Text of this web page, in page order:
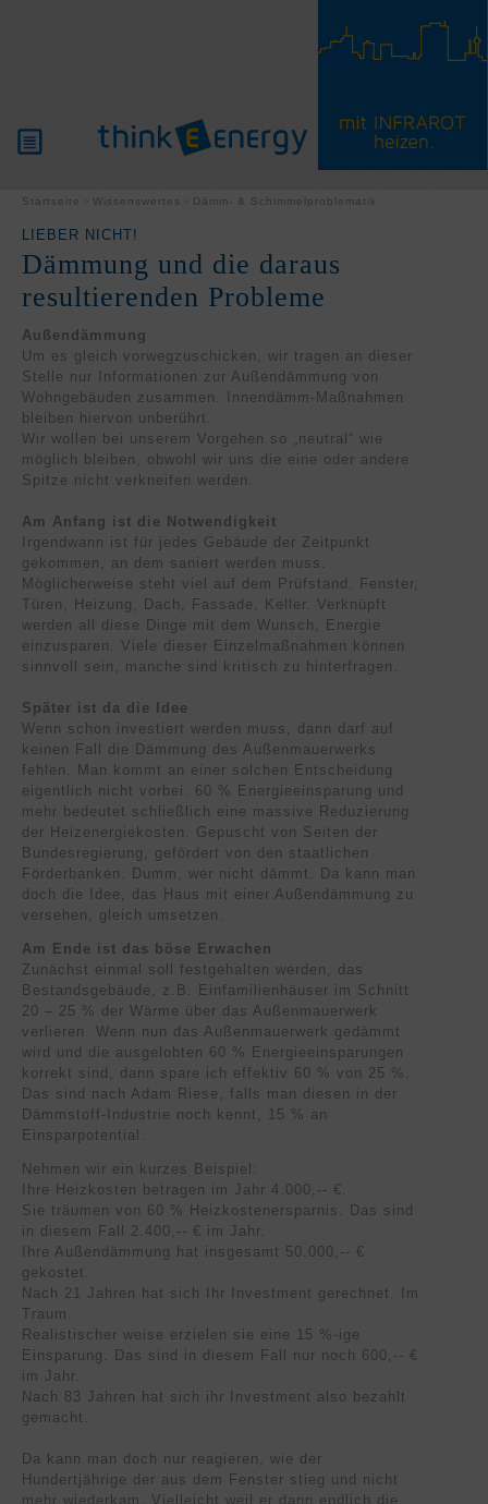
PRODUKTE
WISSENSWERTES
SERVICE
Startseite Wissenswertes Dämm- & Schimmelproblematik
LIEBER NICHT!
Dämmung und die daraus
resultierenden Probleme
Außendämmung
Um es gleich vorwegzuschicken, wir tragen an dieser
Stelle nur Informationen zur Außendämmung von
Wohngebäuden zusammen. Innendämm-Maßnahmen
bleiben hiervon unberührt.
Wir wollen bei unserem Vorgehen so „neutral“ wie
möglich bleiben, obwohl wir uns die eine oder andere
Spitze nicht verkneifen werden.
Am Anfang ist die Notwendigkeit
Irgendwann ist für jedes Gebäude der Zeitpunkt
gekommen, an dem saniert werden muss.
Möglicherweise steht viel auf dem Prüfstand. Fenster,
Türen, Heizung, Dach, Fassade, Keller. Verknüpft
werden all diese Dinge mit dem Wunsch, Energie
einzusparen. Viele dieser Einzelmaßnahmen können
sinnvoll sein, manche sind kritisch zu hinterfragen.
Später ist da die Idee
Wenn schon investiert werden muss, dann darf auf
keinen Fall die Dämmung des Außenmauerwerks
fehlen. Man kommt an einer solchen Entscheidung
eigentlich nicht vorbei. 60 % Energieeinsparung und
mehr bedeutet schließlich eine massive Reduzierung
der Heizenergiekosten. Gepuscht von Seiten der
Bundesregierung, gefördert von den staatlichen
Förderbanken. Dumm, wer nicht dämmt. Da kann man
doch die Idee, das Haus mit einer Außendämmung zu
versehen, gleich umsetzen.
Am Ende ist das böse Erwachen
Zunächst einmal soll festgehalten werden, das
Bestandsgebäude, z.B. Einfamilienhäuser im Schnitt
20 – 25 % der Wärme über das Außenmauerwerk
verlieren. Wenn nun das Außenmauerwerk gedämmt
wird und die ausgelobten 60 % Energieeinsparungen
korrekt sind, dann spare ich effektiv 60 % von 25 %.
Das sind nach Adam Riese, falls man diesen in der
Dämmstoff-Industrie noch kennt, 15 % an
Einsparpotential.
Nehmen wir ein kurzes Beispiel:
Ihre Heizkosten betragen im Jahr 4.000,-- €.
Sie träumen von 60 % Heizkostenersparnis. Das sind
in diesem Fall 2.400,-- € im Jahr.
Ihre Außendämmung hat insgesamt 50.000,-- €
gekostet.
Nach 21 Jahren hat sich Ihr Investment gerechnet. Im
Traum.
Realistischer weise erzielen sie eine 15 %-ige
Einsparung. Das sind in diesem Fall nur noch 600,-- €
im Jahr.
Nach 83 Jahren hat sich ihr Investment also bezahlt
gemacht.
Da kann man doch nur reagieren, wie der
Hundertjährige der aus dem Fenster stieg und nicht
mehr wiederkam. Vielleicht weil er dann endlich die